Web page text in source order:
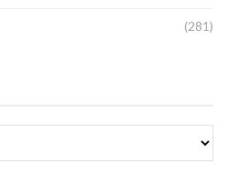
(281)